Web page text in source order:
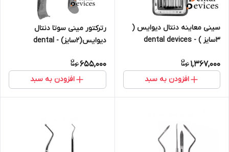
سینی معاینه دنتال دیوایس (
3سایز ) - dental devices
1,367,000
افزودن به سبد
رترکتور مینی سوتا دنتال
دیوایس(2سایز) - dental
655,000
افزودن به سبد